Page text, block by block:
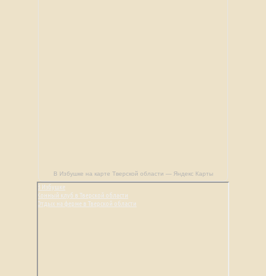
В Избушке на карте Тверской области — Яндекс Карты
В Избушке
Конный клуб в Тверской области
Отдых на ферме в Тверской области